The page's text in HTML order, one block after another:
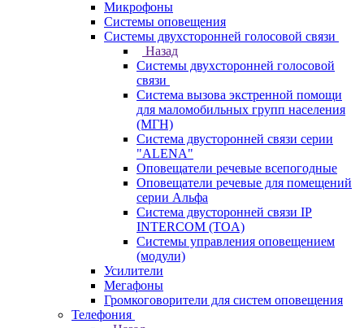
Микрофоны
Системы оповещения
Системы двухсторонней голосовой связи
Назад
Системы двухсторонней голосовой
связи
Система вызова экстренной помощи
для маломобильных групп населения
(МГН)
Система двусторонней связи серии
"ALENA"
Оповещатели речевые всепогодные
Оповещатели речевые для помещений
серии Альфа
Система двусторонней связи IP
INTERCOM (TOA)
Системы управления оповещением
(модули)
Усилители
Мегафоны
Громкоговорители для систем оповещения
Телефония